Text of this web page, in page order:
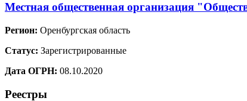
Местная общественная организация
Регион: Оренбургская область
Статус: Зарегистрированные
Дата ОГРН: 08.10.2020
Реестры